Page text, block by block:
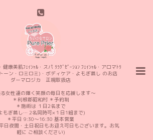
健康美肌ﾌｪｲｼｬﾙ・スパ ﾘﾗｸﾞｾﾞｰｼｮﾝ ﾌｪｲｼｬﾙ・アロマﾄﾘ
ーン・ロミロミ)・ボディケア・よもぎ蒸し のお店
ダーマロジカ 正規取扱店
女性達の輝く笑顔の毎日を応援します〜
＊利根郡昭和村 ＊予約制
＊施術は １日2名まで
もぎ蒸し… 2名同時可×１日1組まで)
＊平日 9:30〜16:30 基本営業
日夜間・土日祝日もお迎え可日もございます。お気
軽に ご相談ください)